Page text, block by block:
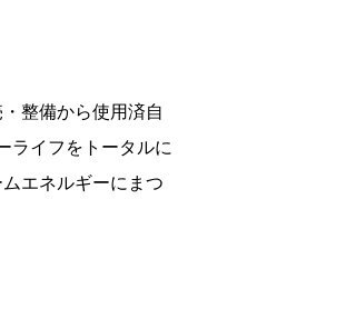
整備から使用済自
ライフをトータルに
エネルギーにまつ